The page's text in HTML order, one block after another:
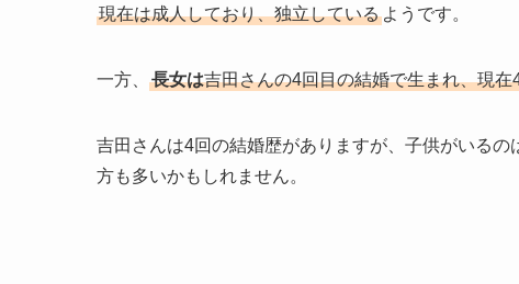
現在は成人しており、独立している ようです。
一方、 長女は吉田さんの4回目の結婚で生まれ、現在
吉田さんは4回の結婚歴がありますが、子供がいる
方も多いかもしれません。